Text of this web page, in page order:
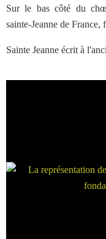
Sur le bas côté du
sainte-Jeanne de
Sainte Jeanne écrit à